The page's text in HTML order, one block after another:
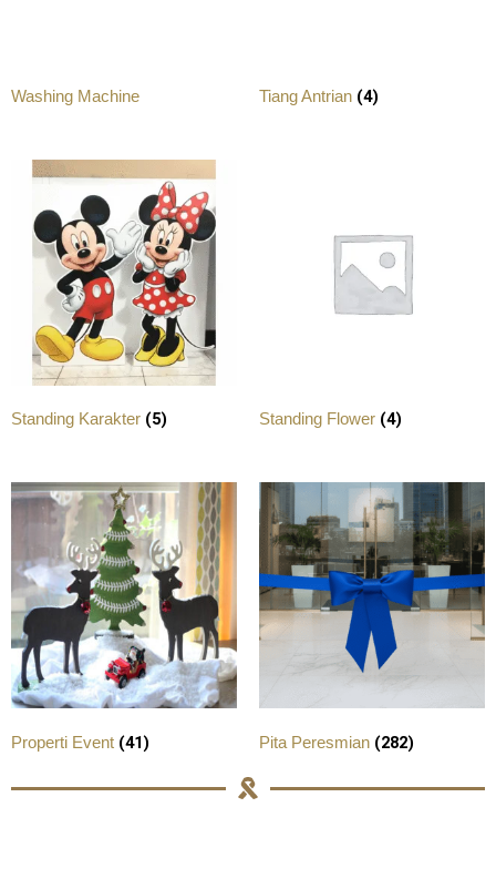
Washing Machine Tiang Antrian (4)
Standing Karakter (5) Standing Flower (4)
Properti Event (41) Pita Peresmian (282)